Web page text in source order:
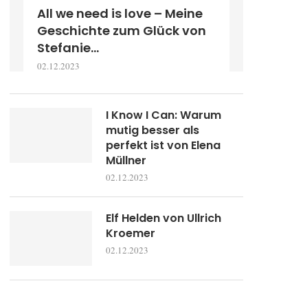
All we need is love – Meine
Geschichte zum Glück von
Stefanie...
02.12.2023
I Know I Can: Warum
mutig besser als
perfekt ist von Elena
Müllner
02.12.2023
Elf Helden von Ullrich
Kroemer
02.12.2023